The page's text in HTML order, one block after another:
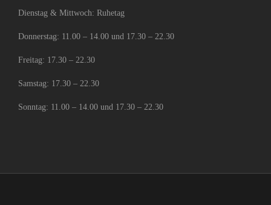
Dienstag & Mittwoch: Ruhetag
Donnerstag: 11.00 – 14.00 und 17.30 – 22.30
Freitag: 17.30 – 22.30
Samstag: 17.30 – 22.30
Sonntag: 11.00 – 14.00 und 17.30 – 22.30